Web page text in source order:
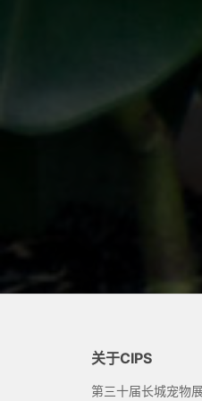
关于CIPS
第三十届长城宠物